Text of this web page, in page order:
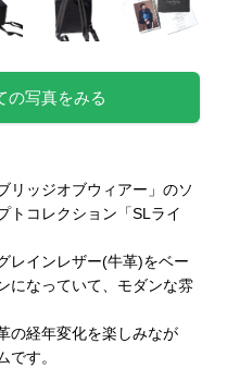
の写真をみる
リッジオブウィアー」のソ
トコレクション「SLライ
レインレザー(牛革)をベー
になっていて、モダンな雰
の経年変化を楽しみなが
です。